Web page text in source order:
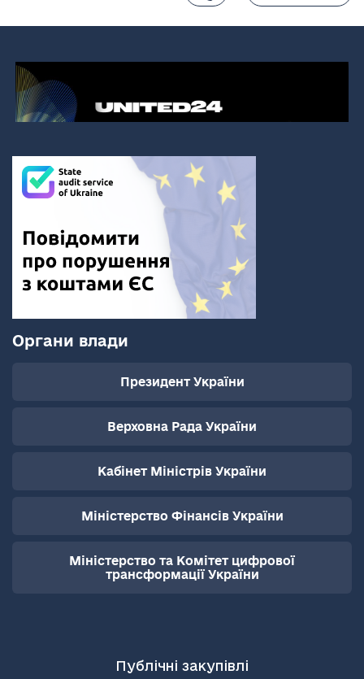
Органи влади
Президент України
Верховна Рада України
Кабінет Міністрів України
Міністерство Фінансів України
Міністерство та Комітет цифрової
трансформації України
Публічні закупівлі